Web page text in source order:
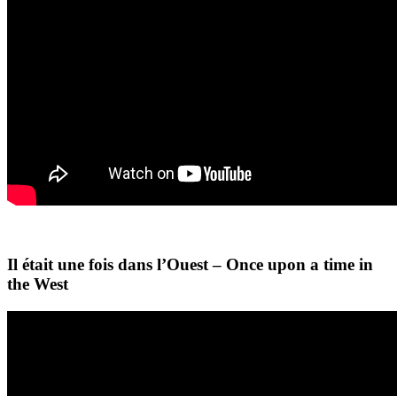
Il était une fois dans l’Ouest – Once upon a time in
the West